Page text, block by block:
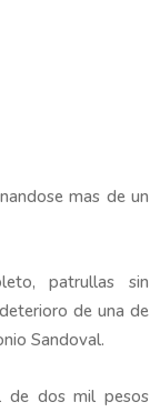
mas de un
patrullas sin
de una de
Sandoval.
de dos mil pesos